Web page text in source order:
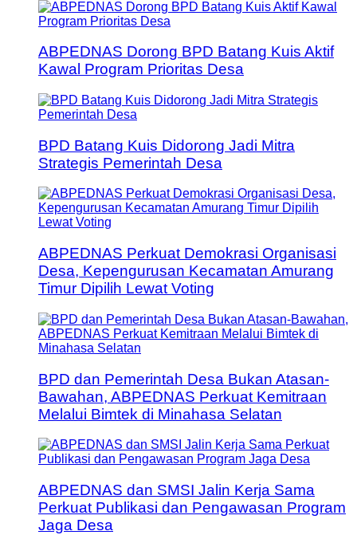
ABPEDNAS Dorong BPD Batang Kuis Aktif
Kawal Program Prioritas Desa
BPD Batang Kuis Didorong Jadi Mitra
Strategis Pemerintah Desa
ABPEDNAS Perkuat Demokrasi Organisasi
Desa, Kepengurusan Kecamatan Amurang
Timur Dipilih Lewat Voting
BPD dan Pemerintah Desa Bukan Atasan-
Bawahan, ABPEDNAS Perkuat Kemitraan
Melalui Bimtek di Minahasa Selatan
ABPEDNAS dan SMSI Jalin Kerja Sama
Perkuat Publikasi dan Pengawasan Program
Jaga Desa